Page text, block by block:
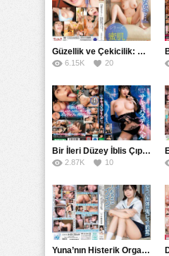
Güzellik ve Çekicilik: Bir İşyeri Kadininin Hikayesi
6.15K 20
Bir İleri Düzey İblis Çıplak Teslimat Görevlisi, İnce Bedeni ve Şeytani Becerileriyle Sizi Sürekli BoşaltacakMDBK
2.87K 10
Yuna’nın Histerik Orgazmı: Genç Kızın Savage Hareketlerle Ulaştığı Şiddetli Coşkuları